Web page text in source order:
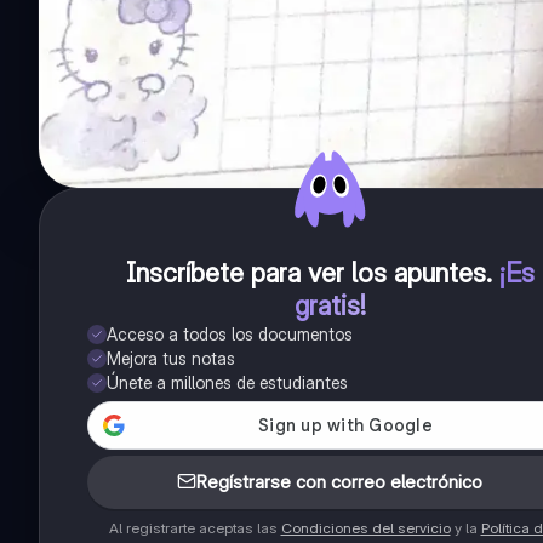
Inscríbete para ver los apuntes. ¡Es
gratis!
Acceso a todos los documentos
Mejora tus notas
Únete a millones de estudiantes
Regístrarse con correo electrónico
Al registrarte aceptas las Condiciones del servicioy la Política